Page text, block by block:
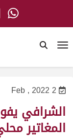
2 Feb , 2022
المغاتير